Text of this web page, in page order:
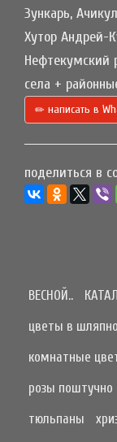
Зункарь,
Хутор Андрей-
Нефтекумский
села +
написать в
поделиться в
ВЕСНОЙ..
цветы в
комнатные
розы поштучно
тюльпаны